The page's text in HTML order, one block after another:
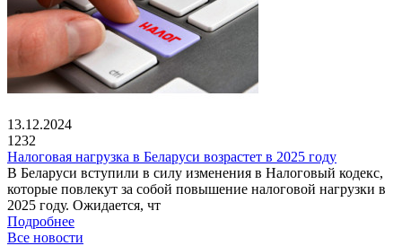
13.12.2024
1232
Налоговая нагрузка в Беларуси возрастет в 2025 году
В Беларуси вступили в силу изменения в Налоговый кодекс,
которые повлекут за собой повышение налоговой нагрузки в
2025 году. Ожидается, чт
Подробнее
Все новости